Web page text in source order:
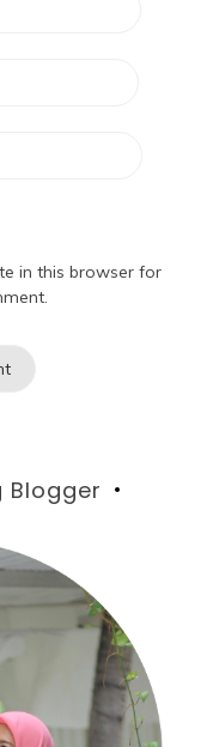
in this browser for
Blogger